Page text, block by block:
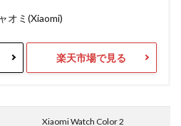
オミ(Xiaomi)
楽天市場で見る
Xiaomi Watch Color 2